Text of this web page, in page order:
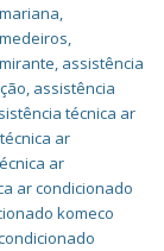
,
,
, assistência
, assistência
técnica ar
ar
ar
ar condicionado
komeco